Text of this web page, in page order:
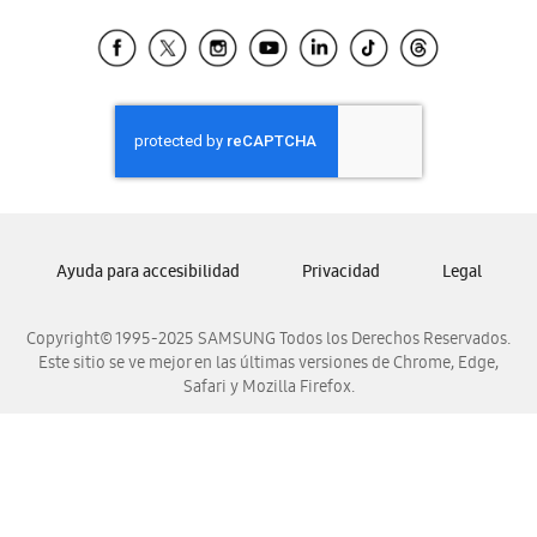
Samsung Ecuador
Samsung El Salvador
Samsung Guatemala
Samsung Honduras
Samsung Nicaragua
Samsung Venezuela
Copyright© 1995-2025 SAMSUNG Todos los Derechos Reservados.
Este sitio se ve mejor en las últimas versiones de Chrome, Edge,
Safari y Mozilla Firefox.
Ayuda para accesibilidad Privacidad Legal